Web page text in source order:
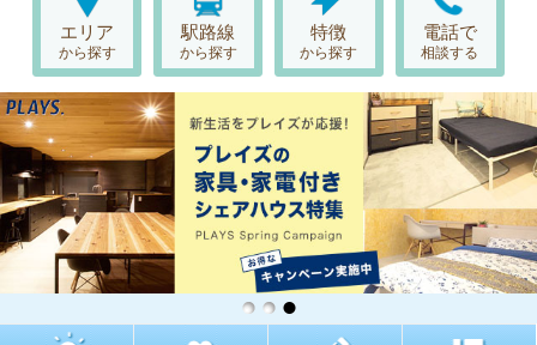
エリア
から探す
駅路線
から探す
特徴
から探す
電話で
相談する